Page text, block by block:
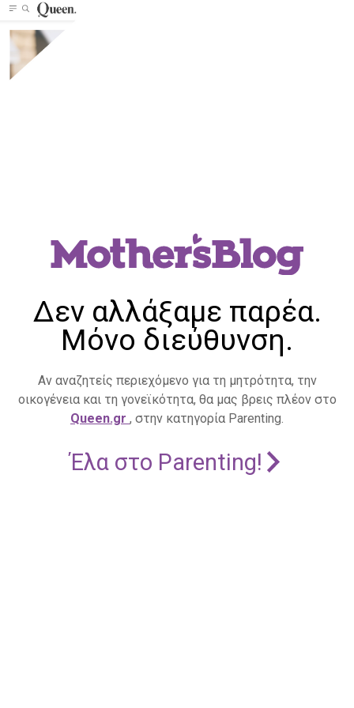
Δεν αλλάξαμε παρέα.
Μόνο διεύθυνση.
Αν αναζητείς περιεχόμενο για τη μητρότητα, την
οικογένεια και τη γονεϊκότητα, θα μας βρεις πλέον στο
Queen.gr , στην κατηγορία Parenting.
Έλα στο Parenting!